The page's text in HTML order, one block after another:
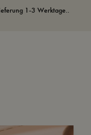
1-3 Werktage..